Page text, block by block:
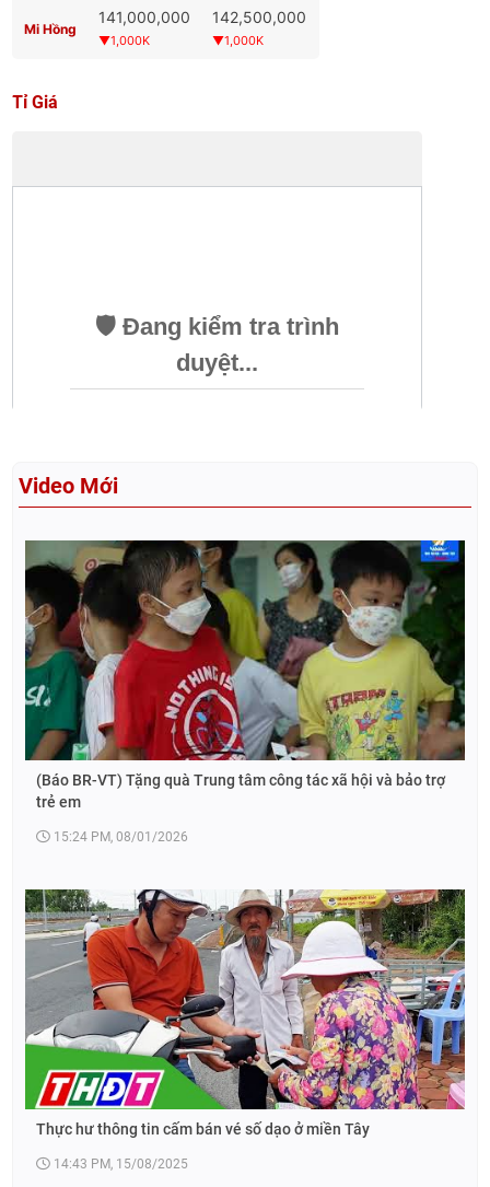
Mi Hồng
141,000,000
▼1,000K
142,500,000
▼1,000K
Tỉ Giá
Video Mới
(Báo BR-VT) Tặng quà Trung tâm công tác xã hội và bảo trợ
trẻ em
15:24 PM, 08/01/2026
Thực hư thông tin cấm bán vé số dạo ở miền Tây
14:43 PM, 15/08/2025